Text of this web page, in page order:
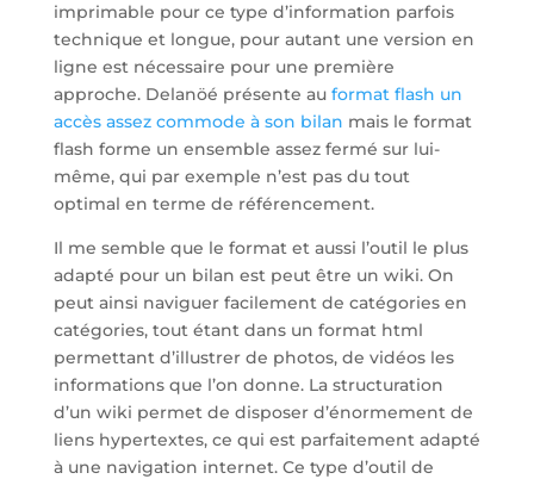
imprimable pour ce type d’information parfois
technique et longue, pour autant une version en
ligne est nécessaire pour une première
approche. Delanöé présente au format flash un
accès assez commode à son bilan mais le format
flash forme un ensemble assez fermé sur lui-
même, qui par exemple n’est pas du tout
optimal en terme de référencement.
Il me semble que le format et aussi l’outil le plus
adapté pour un bilan est peut être un wiki. On
peut ainsi naviguer facilement de catégories en
catégories, tout étant dans un format html
permettant d’illustrer de photos, de vidéos les
informations que l’on donne. La structuration
d’un wiki permet de disposer d’énormement de
liens hypertextes, ce qui est parfaitement adapté
à une navigation internet. Ce type d’outil de